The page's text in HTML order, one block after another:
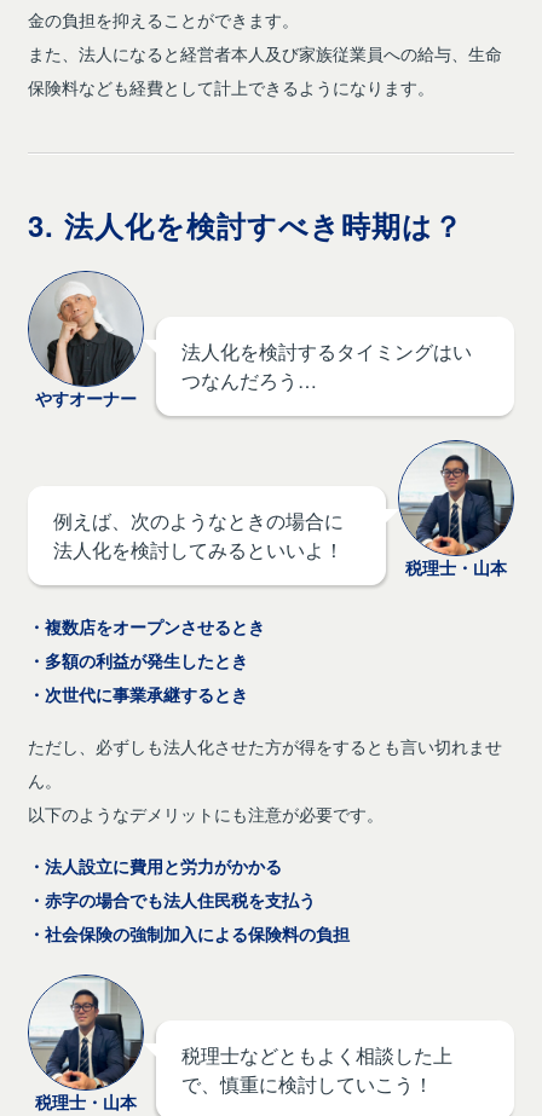
金の負担を抑えることができます。
また、法人になると経営者本人及び家族従業員への給与、生命
保険料なども経費として計上できるようになります。
3. 法人化を検討すべき時期は？
やすオーナー
法人化を検討するタイミングはい
つなんだろう…
例えば、次のようなときの場合に
法人化を検討してみるといいよ！
税理士・山本
・複数店をオープンさせるとき
・多額の利益が発生したとき
・次世代に事業承継するとき
ただし、必ずしも法人化させた方が得をするとも言い切れませ
ん。
以下のようなデメリットにも注意が必要です。
・法人設立に費用と労力がかかる
・赤字の場合でも法人住民税を支払う
・社会保険の強制加入による保険料の負担
税理士・山本
税理士などともよく相談した上
で、慎重に検討していこう！